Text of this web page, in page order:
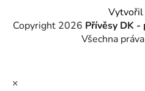
Copyright 2026 Přívěsy DK -
Všechna
×